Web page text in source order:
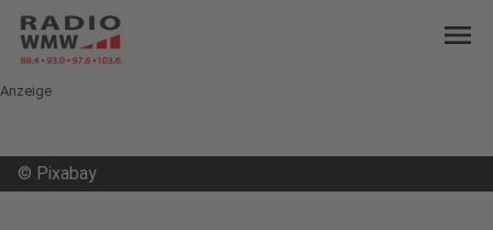
menu
Anzeige
© Pixabay